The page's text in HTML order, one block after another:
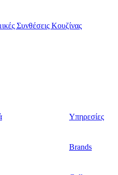
Συνθέσεις Κουζίνας
Υπηρεσίες
Brands